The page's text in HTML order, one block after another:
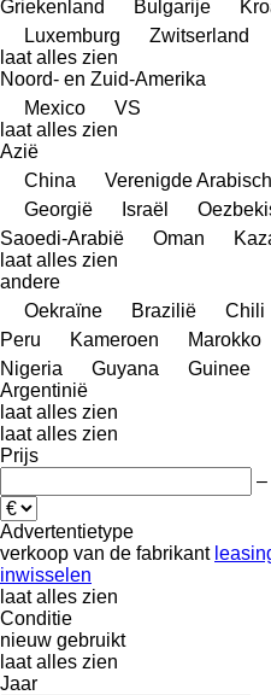
Griekenland
Bulgarije
Luxemburg
Zwitserland
laat alles zien
Noord- en Zuid-Amerika
Mexico
VS
laat alles zien
Azië
China
Verenigde
Georgië
Israël
Saoedi-Arabië
Oman
laat alles zien
andere
Oekraïne
Brazilië Chili
Peru
Kameroen Marokko
Nigeria
Guyana Guinee
Argentinië
laat alles zien
laat alles zien
Prijs
–
Advertentietype
verkoop van de fabrikant
inwisselen
laat alles zien
Conditie
nieuw gebruikt
laat alles zien
Jaar